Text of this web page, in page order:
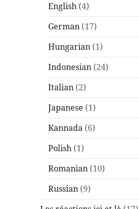
English (4)
German (17)
Hungarian (1)
Indonesian (24)
Italian (2)
Japanese (1)
Kannada (6)
Polish (1)
Romanian (10)
Russian (9)